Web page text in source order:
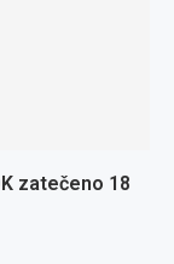
zatečeno 18